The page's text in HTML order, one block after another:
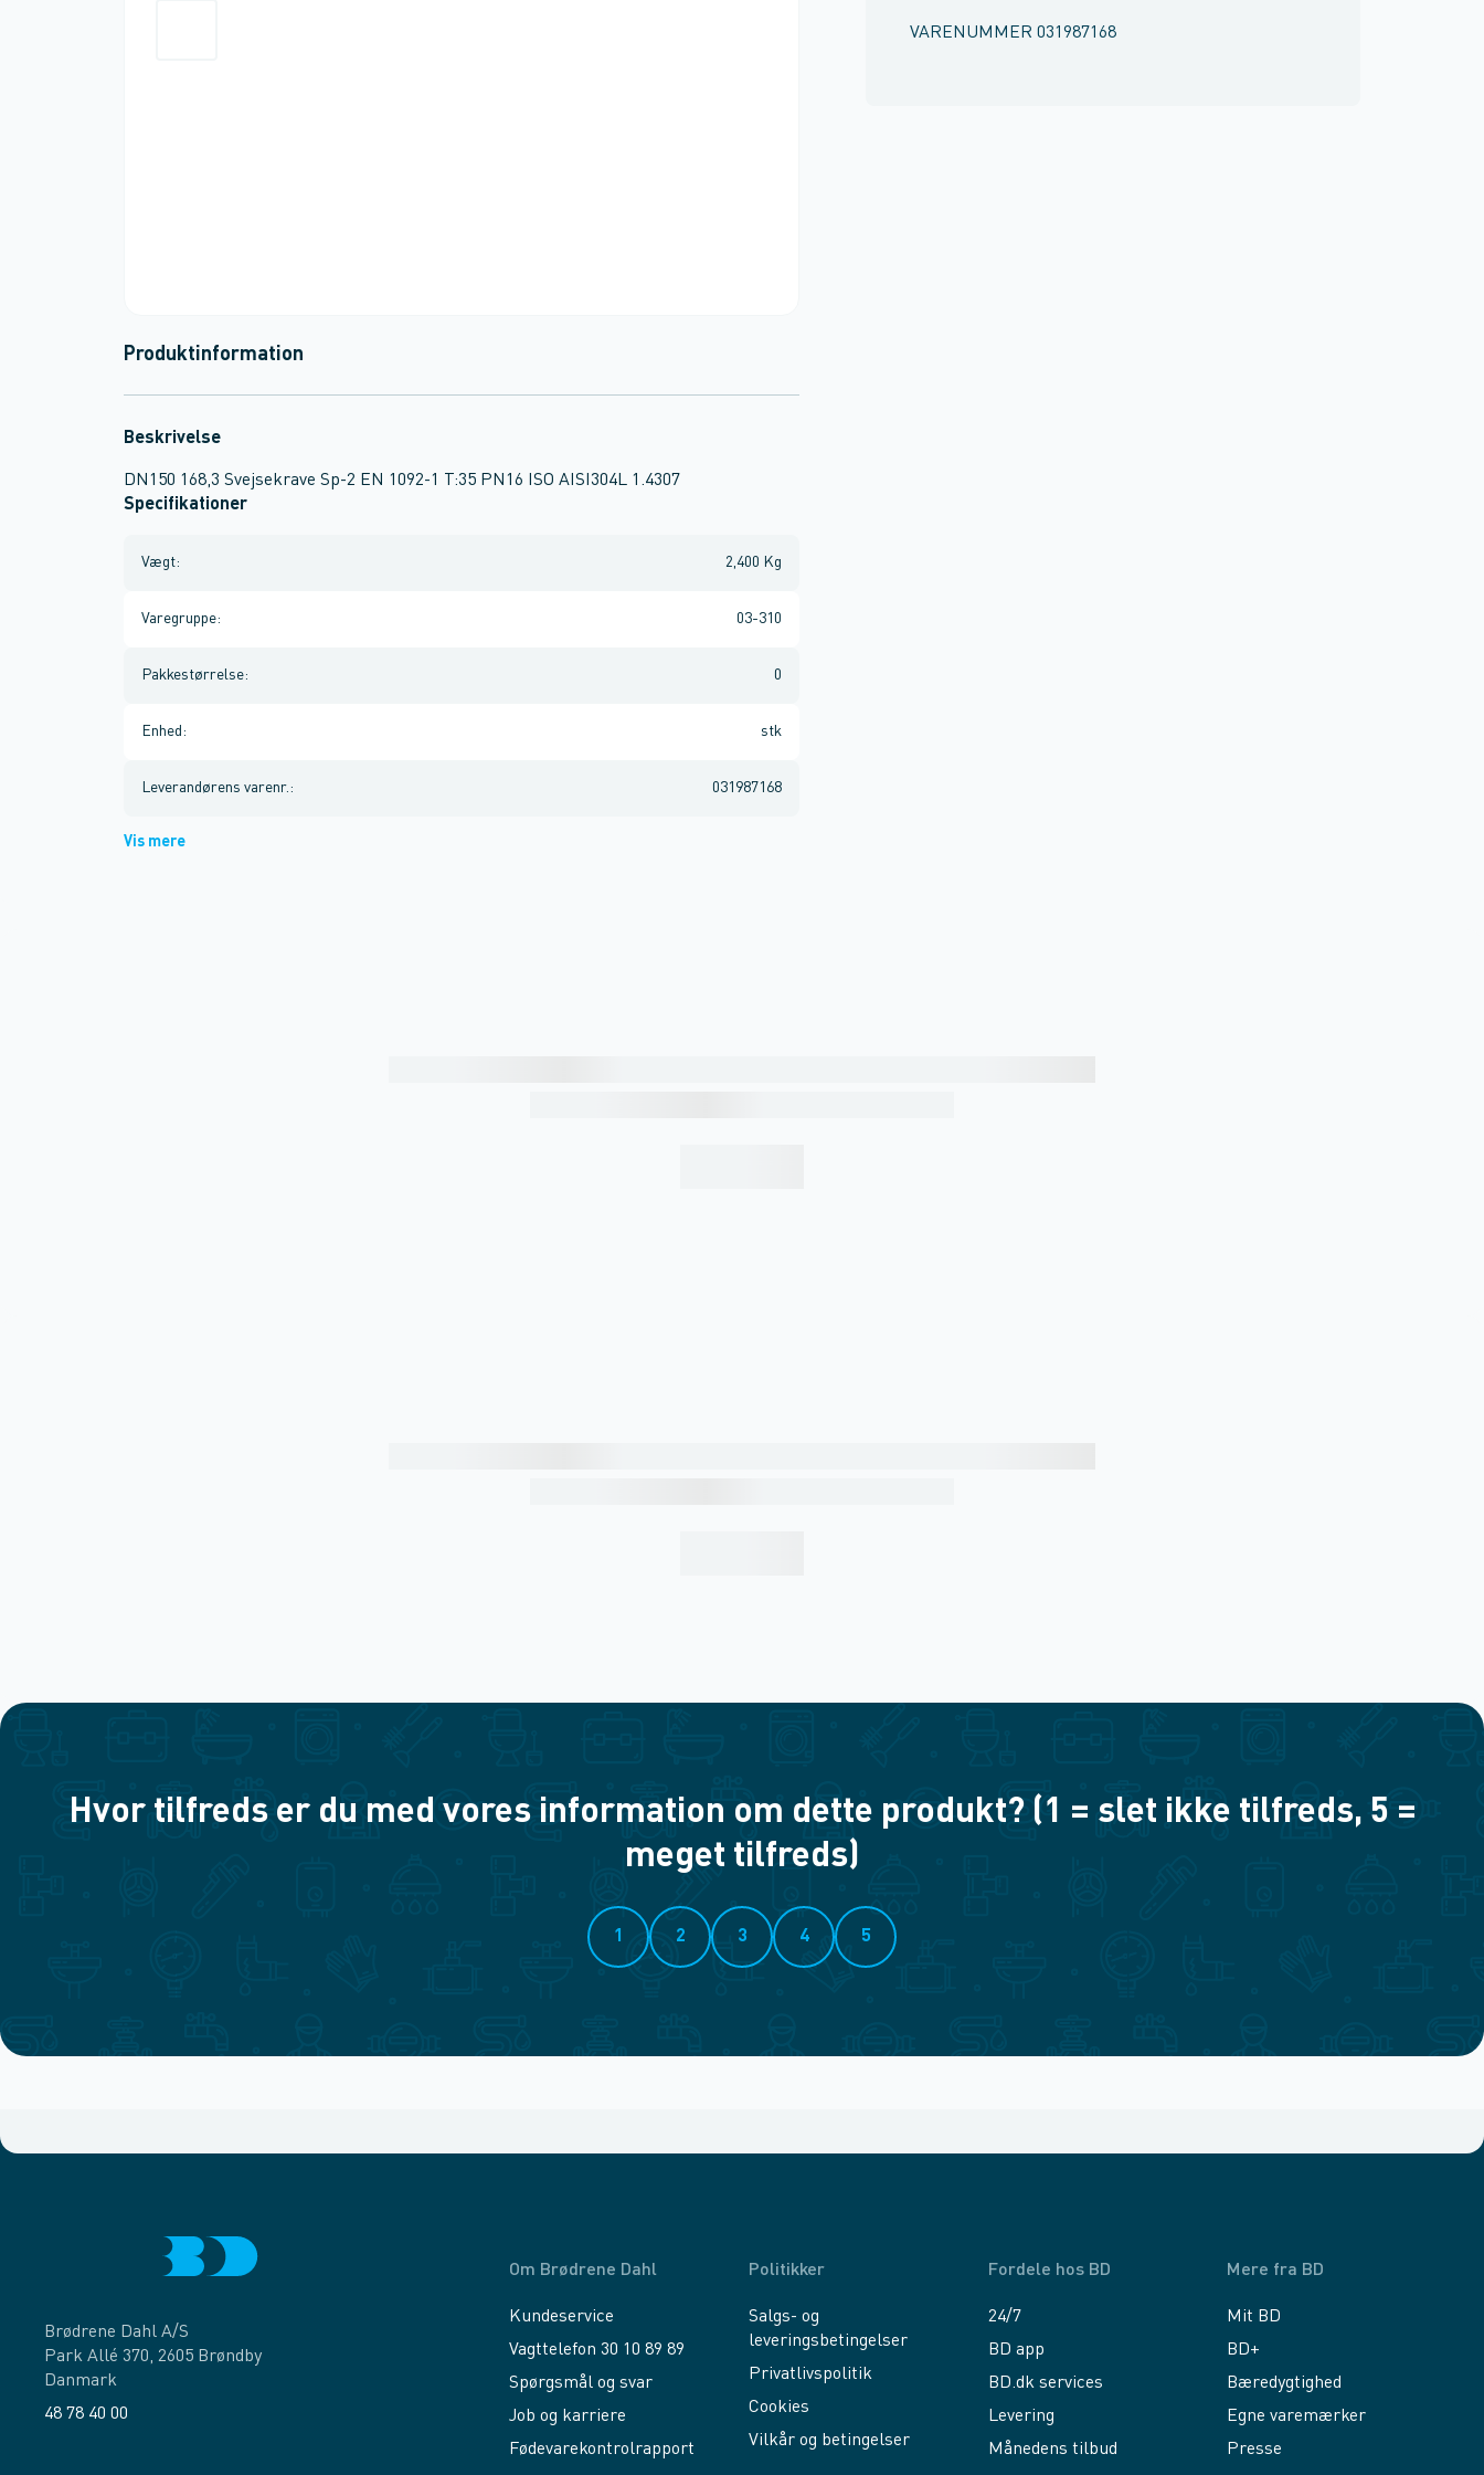
VARENUMMER 031987168
Produktinformation
Beskrivelse
DN150 168,3 Svejsekrave Sp-2 EN 1092-1 T:35 PN16 ISO AISI304L 1.4307
Specifikationer
Vægt: 2,400 Kg
Varegruppe: 03-310
Pakkestørrelse: 0
Enhed : stk
Leverandørens varenr. : 031987168
Vis mere
Hvor tilfreds er du med vores information om dette produkt? (1 = slet ikke tilfreds, 5 =
meget tilfreds)
1 2 3 4 5
Brødrene Dahl A/S
Park Allé 370, 2605 Brøndby
Danmark
48 78 40 00
Om Brødrene Dahl
Kundeservice
Vagttelefon 30 10 89 89
Spørgsmål og svar
Job og karriere
Fødevarekontrolrapport
Politikker
Salgs- og
leveringsbetingelser
Privatlivspolitik
Cookies
Vilkår og betingelser
Fordele hos BD
24/7
BD app
BD.dk services
Levering
Månedens tilbud
Mere fra BD
Mit BD
BD+
Bæredygtighed
Egne varemærker
Presse